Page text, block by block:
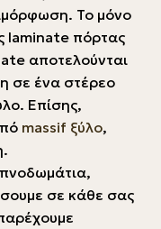
Το μόνο
laminate πόρτας
αποτελούνται
σε ένα στέρεο
Επίσης,
massif ξύλο,
σε κάθε σας